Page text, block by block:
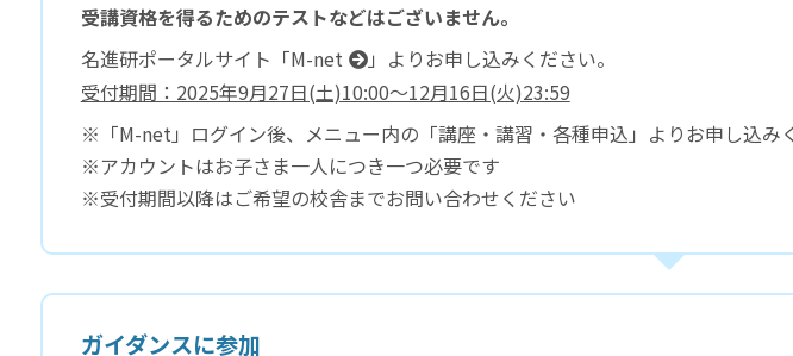
受講資格を得るためのテストなどはございません。
名進研ポータルサイト「M-net
」よりお申し込みください。
受付期間：2025年9月27日(土)10:00～12月16日(火)23:59
※「M-net」ログイン後、メニュー内の「講座・講習・各種申込」よりお申し込み
※アカウントはお子さま一人につき一つ必要です
※受付期間以降はご希望の校舎までお問い合わせください
ガイダンスに参加